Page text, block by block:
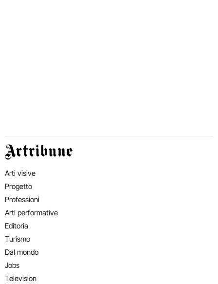
Artribune
Arti visive
Progetto
Professioni
Arti performative
Editoria
Turismo
Dal mondo
Jobs
Television